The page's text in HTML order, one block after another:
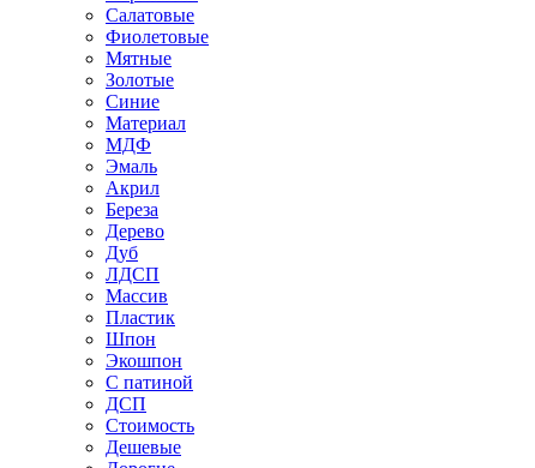
Салатовые
Фиолетовые
Мятные
Золотые
Синие
Материал
МДФ
Эмаль
Акрил
Береза
Дерево
Дуб
ЛДСП
Массив
Пластик
Шпон
Экошпон
С патиной
ДСП
Стоимость
Дешевые